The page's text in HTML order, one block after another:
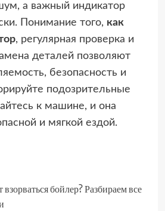
а важный индикатор
Понимание того, как
, регулярная проверка и
деталей позволяют
безопасность и
подозрительные
к машине, и она
и мягкой ездой.
бойлер? Разбираем все